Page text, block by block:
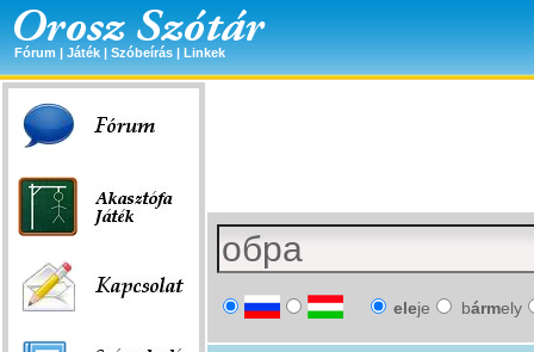
Fórum | Játék | Szóbeírás | Linkek
eleje bármely